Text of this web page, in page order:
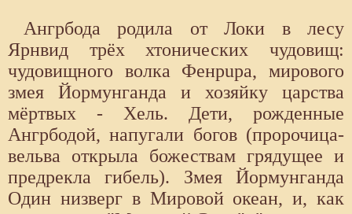
Ангрбода родила от Локи в лесу
Ярнвид трёх хтонических чудовищ:
чудовищного волка Фенpupa, мирового
змея Йормунганда и хозяйку царства
мёртвых - Хель. Дети, рожденные
Ангрбодой, напугали богов (пророчица-
вельва открыла божествам грядущее и
предрекла гибель). Змея Йормунганда
Один низверг в Мировой океан, и, как